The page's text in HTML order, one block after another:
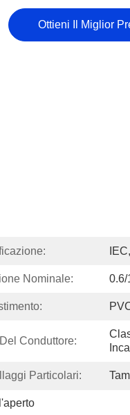
Ottieni Il Miglior
Nominale: 0.6/
Conduttore:
Particolari: